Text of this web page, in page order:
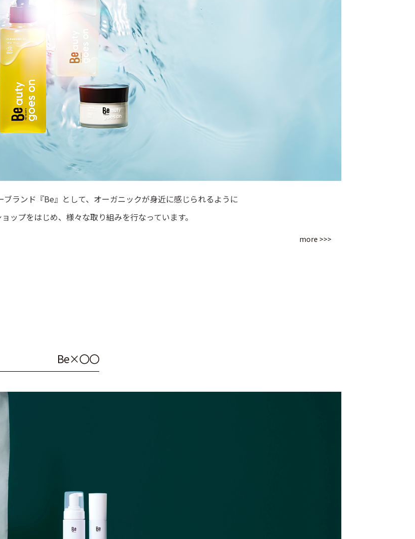
ブランド『Be』として、オーガニックが身近に感じられるように
ップをはじめ、様々な取り組みを行なっています。
more >>>
Be×〇〇